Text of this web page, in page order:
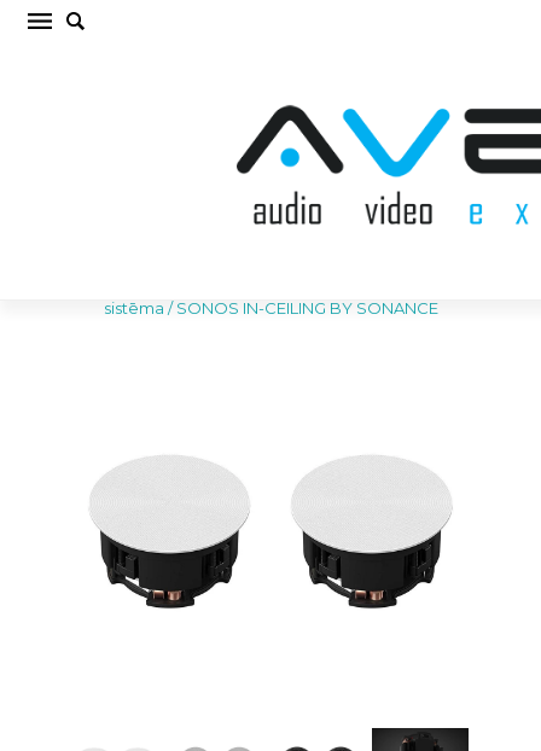
SONOS IN-CEILING BY SONANCE Iebūvējamā
sistēma /SONOS IN-CEILING BY SONANCE